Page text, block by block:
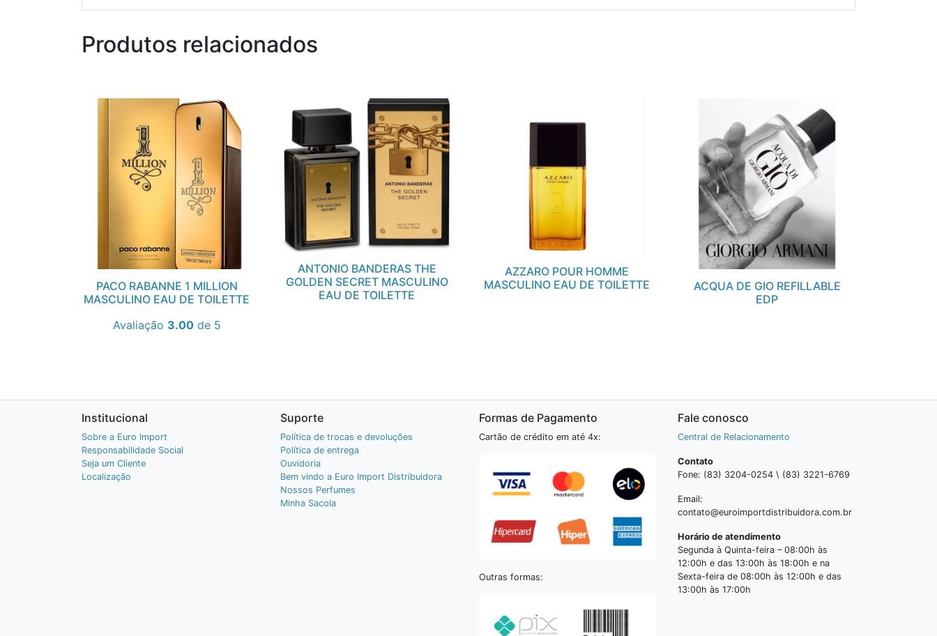
Produtos relacionados
PACO RABANNE 1 MILLION
MASCULINO EAU DE TOILETTE
Avaliação 3.00de 5
ANTONIO BANDERAS THE
GOLDEN SECRET MASCULINO
EAU DE TOILETTE
AZZARO POUR HOMME
MASCULINO EAU DE TOILETTE
ACQUA DE GIO REFILLABLE
EDP
Institucional
Sobre a Euro Import
Responsabilidade Social
Seja um Cliente
Localização
Suporte
Política de trocas e devoluções
Política de entrega
Ouvidoria
Bem vindo a Euro Import Distribuidora
Nossos Perfumes
Minha Sacola
Formas de Pagamento
Cartão de crédito em até 4x:
Outras formas:
Fale conosco
Central de Relacionamento
Contato
Fone: (83) 3204-0254 \ (83) 3221-6769
Email:
contato@euroimportdistribuidora.com.br
Horário de atendimento
Segunda à Quinta-feira – 08:00h às
12:00h e das 13:00h às 18:00h e na
Sexta-feira de 08:00h às 12:00h e das
13:00h às 17:00h